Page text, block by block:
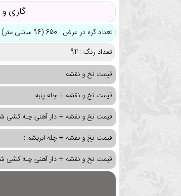
گاری
تعداد گره در عرض : 650 (96 سانتی متر)
تعداد رنگ : 94
قیمت نخ و نقشه :
قیمت نخ و نقشه + چله پنبه :
قیمت نخ و نقشه + دار آهنی چله کشی
قیمت نخ و نقشه + چله ابریشم :
قیمت نخ و نقشه + دار آهنی چله کشی